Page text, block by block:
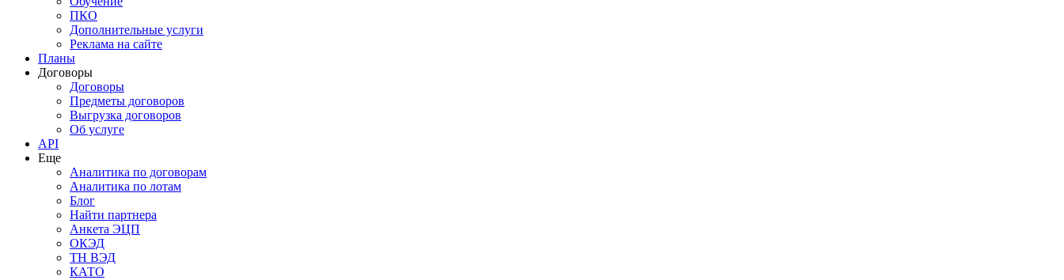
ПКО
Дополнительные услуги
Реклама на сайте
Планы
Договоры
Договоры
Предметы договоров
Выгрузка договоров
Об услуге
API
Еще
Аналитика по договорам
Аналитика по лотам
Блог
Найти партнера
Анкета ЭЦП
ОКЭД
ТН ВЭД
КАТО